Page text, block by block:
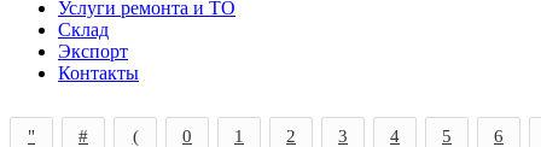
Услуги ремонта и ТО
Склад
Экспорт
Контакты
" # ( 0 1 2 3 4 5 6